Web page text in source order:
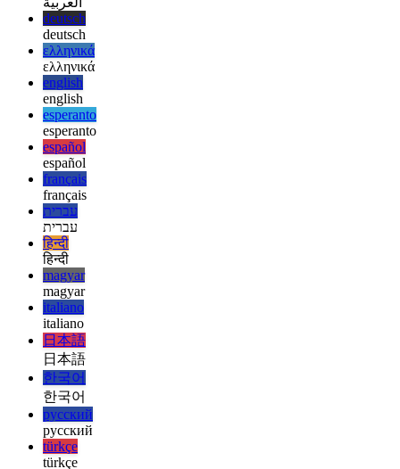
afrikaans
afrikaans
العربية
العربية
deutsch
deutsch
ελληνικά
ελληνικά
english
english
esperanto
esperanto
español
español
français
français
עברית
עברית
हिन्दी
हिन्दी
magyar
magyar
italiano
italiano
日本語
日本語
한국어
한국어